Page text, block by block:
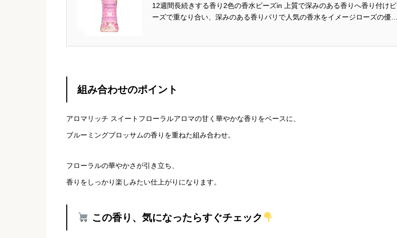
12週間長続きする香り2色の香水ビーズin 上質で深みのある香りへ香り付けビ
ーズで重なり合い、深みのある香りパリで人気の香水をイメージローズの優美
組み合わせのポイント
アロマリッチ スイートフローラルアロマの甘く華やかな香りをベースに、
ブルーミングブロッサムの香りを重ねた組み合わせ。
フローラルの華やかさが引き立ち、
香りをしっかり楽しみたい仕上がりになります。
この香り、気になったらすぐチェック